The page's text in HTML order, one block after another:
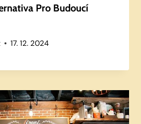
Pro Budoucí
17. 12. 2024